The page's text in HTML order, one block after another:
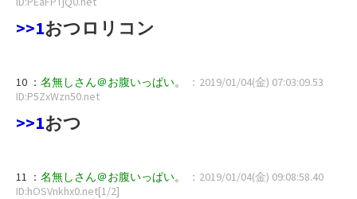
>>1おつロリコン
10 ： 名無しさん＠お腹いっぱい。
：2019/01/04(金) 07:03:09.53
ID:P5ZxWzn50.net
>>1おつ
11 ： 名無しさん＠お腹いっぱい。
：2019/01/04(金) 09:08:58.40
ID:hOSVnkhx0.net[1/2]